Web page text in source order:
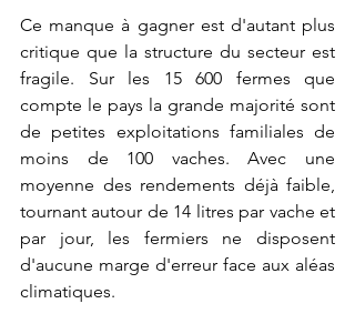
Ce manque à gagner est d'autant plus
critique que la structure du secteur est
fragile. Sur les 15 600 fermes que
compte le pays la grande majorité sont
de petites exploitations familiales de
moins de 100 vaches. Avec une
moyenne des rendements déjà faible,
tournant autour de 14 litres par vache et
par jour, les fermiers ne disposent
d'aucune marge d'erreur face aux aléas
climatiques.